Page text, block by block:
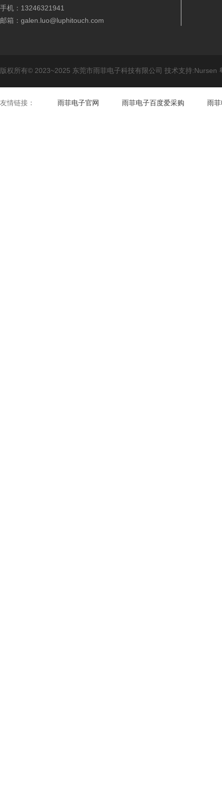
手机：13246321941
邮箱：galen.luo@luphitouch.com
版权所有© 2023~2025 东莞市雨菲电子科技有限公司 技术支持:Nursen
友情链接： 雨菲电子官网 雨菲电子百度爱采购 雨